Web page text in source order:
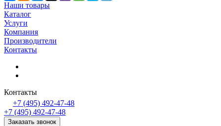
Наши товары
Каталог
Услуги
Компания
Производители
Контакты
Контакты
+7 (495) 492-47-48
+7 (495) 492-47-48
Заказать звонок